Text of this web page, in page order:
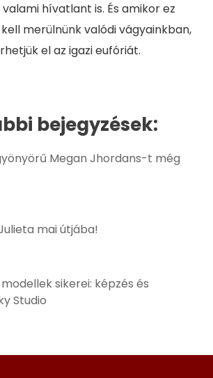
hívatlant is. És amikor ez
merülnünk valódi vágyainkban,
el az igazi eufóriát.
bejegyzések:
Megan Jhordans-t még
mai útjába!
sikerei: képzés és
Studio